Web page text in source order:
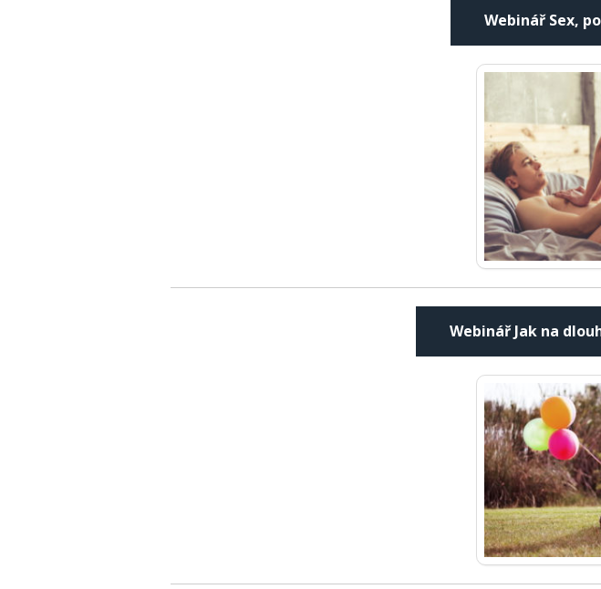
Webinář Sex,
Webinář Jak na